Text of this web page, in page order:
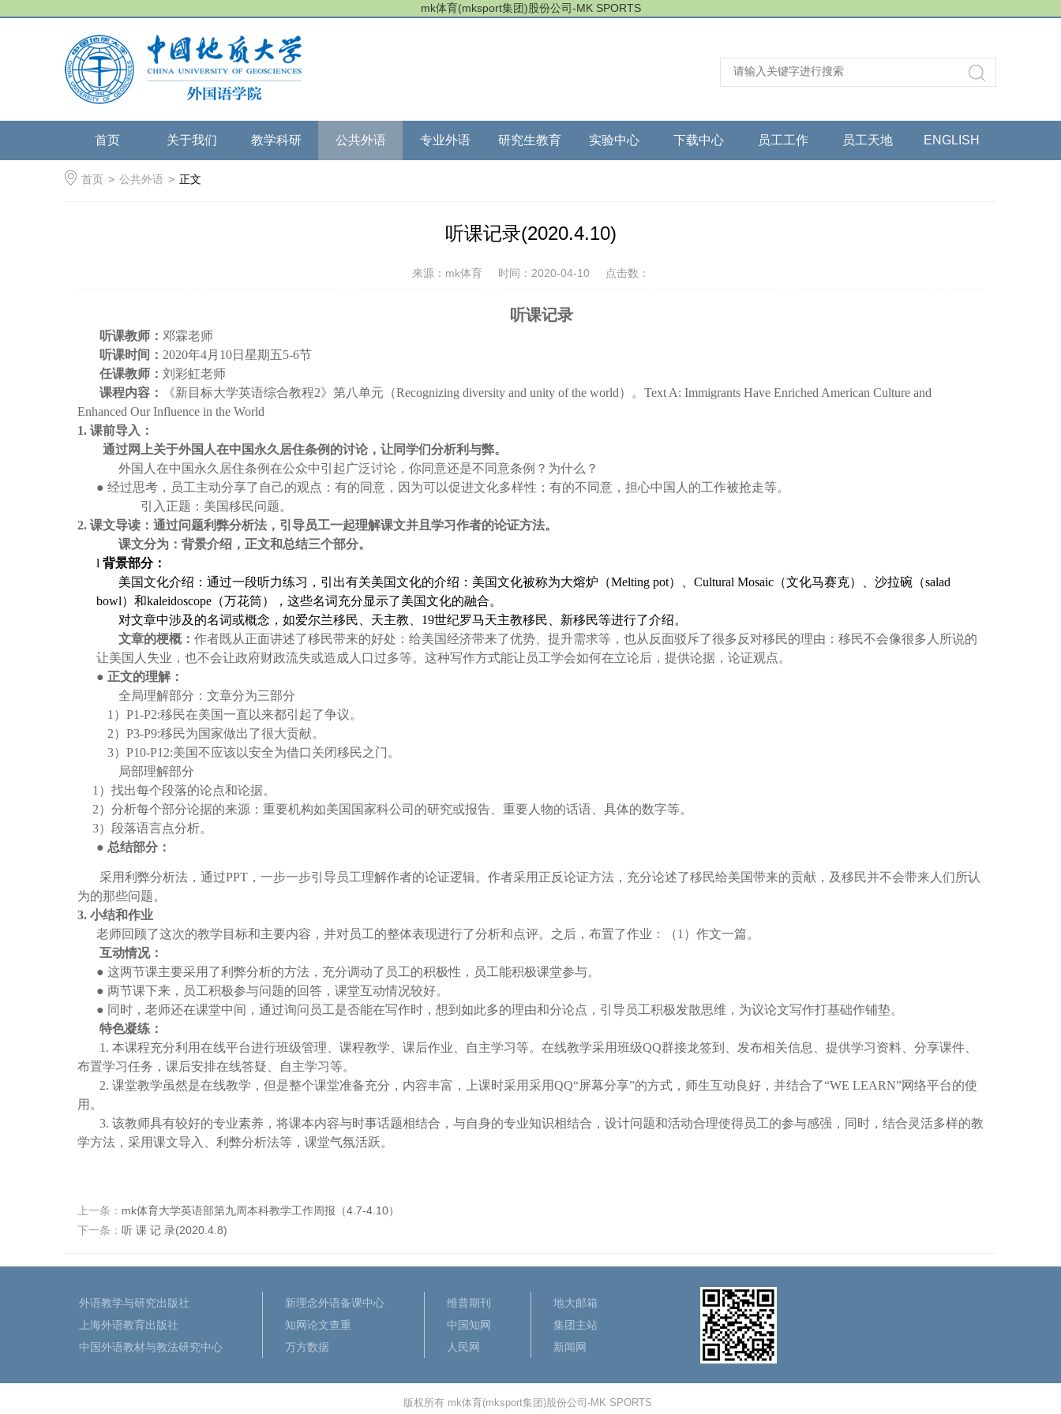
mk体育(mksport集团)股份公司-MK SPORTS
首页 关于我们 教学科研 公共外语 专业外语 研究生教育 实验中心 下载中心 员工工作 员工天地 ENGLISH
首页 > 公共外语 > 正文
听课记录(2020.4.10)
来源：mk体育 时间：2020-04-10 点击数：
听课记录
听课教师： 邓霖老师
听课时间： 2020年4月10日星期五5-6节
任课教师： 刘彩虹老师
课程内容：
《新目标大学英语综合教程2》第八单元（Recognizing diversity and unity of the world）。Text A: Immigrants Have Enriched American Culture and
Enhanced Our Influence in the World
1. 课前导入：
通过网上关于外国人在中国永久居住条例的讨论，让同学们分析利与弊。
外国人在中国永久居住条例在公众中引起广泛讨论，你同意还是不同意条例？为什么？
● 经过思考，员工主动分享了自己的观点：有的同意，因为可以促进文化多样性；有的不同意，担心中国人的工作被抢走等。
引入正题：美国移民问题。
2. 课文导读：通过问题利弊分析法，引导员工一起理解课文并且学习作者的论证方法。
课文分为：背景介绍，正文和总结三个部分。
l 背景部分：
美国文化介绍：通过一段听力练习，引出有关美国文化的介绍：美国文化被称为大熔炉（Melting pot）、Cultural Mosaic（文化马赛克）、沙拉碗（salad
bowl）和kaleidoscope（万花筒），这些名词充分显示了美国文化的融合。
对文章中涉及的名词或概念，如爱尔兰移民、天主教、19世纪罗马天主教移民、新移民等进行了介绍。
文章的梗概： 作者既从正面讲述了移民带来的好处：给美国经济带来了优势、提升需求等，也从反面驳斥了很多反对移民的理由：移民不会像很多人所说的
让美国人失业，也不会让政府财政流失或造成人口过多等。这种写作方式能让员工学会如何在立论后，提供论据，论证观点。
● 正文的理解：
全局理解部分：文章分为三部分
1） P1-P2:移民在美国一直以来都引起了争议。
2） P3-P9:移民为国家做出了很大贡献。
3） P10-P12:美国不应该以安全为借口关闭移民之门。
局部理解部分
1） 找出每个段落的论点和论据。
2） 分析每个部分论据的来源：重要机构如美国国家科公司的研究或报告、重要人物的话语、具体的数字等。
3） 段落语言点分析。
● 总结部分：
采用利弊分析法，通过PPT，一步一步引导员工理解作者的论证逻辑。作者采用正反论证方法，充分论述了移民给美国带来的贡献，及移民并不会带来人们所认
为的那些问题。
3. 小结和作业
老师回顾了这次的教学目标和主要内容，并对员工的整体表现进行了分析和点评。之后，布置了作业：（1）作文一篇。
互动情况：
● 这两节课主要采用了利弊分析的方法，充分调动了员工的积极性，员工能积极课堂参与。
● 两节课下来，员工积极参与问题的回答，课堂互动情况较好。
● 同时，老师还在课堂中间，通过询问员工是否能在写作时，想到如此多的理由和分论点，引导员工积极发散思维，为议论文写作打基础作铺垫。
特色凝练：
1. 本课程充分利用在线平台进行班级管理、课程教学、课后作业、自主学习等。在线教学采用班级QQ群接龙签到、发布相关信息、提供学习资料、分享课件、
布置学习任务，课后安排在线答疑、自主学习等。
2. 课堂教学虽然是在线教学，但是整个课堂准备充分，内容丰富，上课时采用采用QQ“屏幕分享”的方式，师生互动良好，并结合了“WE LEARN”网络平台的使
用。
3. 该教师具有较好的专业素养，将课本内容与时事话题相结合，与自身的专业知识相结合，设计问题和活动合理使得员工的参与感强，同时，结合灵活多样的教
学方法，采用课文导入、利弊分析法等，课堂气氛活跃。
上一条： mk体育大学英语部第九周本科教学工作周报（4.7-4.10）
下一条： ​听 课 记 录(2020.4.8)
外语教学与研究出版社
上海外语教育出版社
中国外语教材与教法研究中心
新理念外语备课中心
知网论文查重
万方数据
维普期刊
中国知网
人民网
地大邮箱
集团主站
新闻网
版权所有 mk体育(mksport集团)股份公司-MK SPORTS